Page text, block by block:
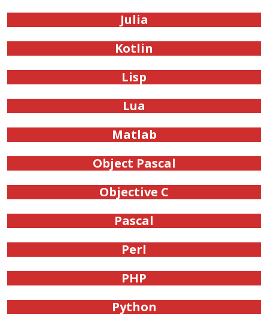
Julia
Kotlin
Lisp
Lua
Matlab
Object Pascal
Objective C
Pascal
Perl
PHP
Python